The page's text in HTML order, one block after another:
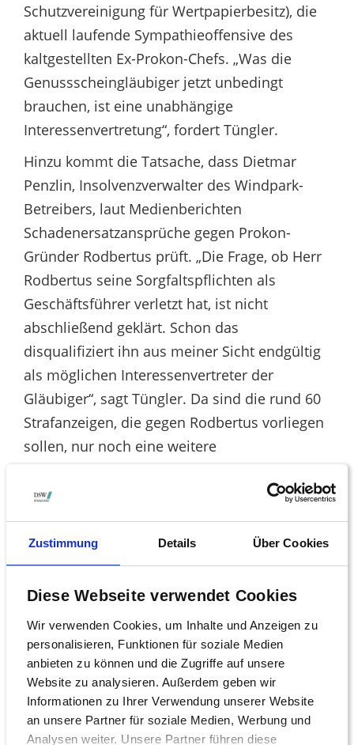
Zustimmung Details Über Cookies
Diese Webseite verwendet Cookies
Wir verwenden Cookies, um Inhalte und Anzeigen zu
personalisieren, Funktionen für soziale Medien
anbieten zu können und die Zugriffe auf unsere
Website zu analysieren. Außerdem geben wir
Informationen zu Ihrer Verwendung unserer Website
an unsere Partner für soziale Medien, Werbung und
Analysen weiter. Unsere Partner führen diese
Schutzvereinigung für Wertpapierbesitz), die
aktuell laufende Sympathieoffensive des
kaltgestellten Ex-Prokon-Chefs. „Was die
Genussscheingläubiger jetzt unbedingt
brauchen, ist eine unabhängige
Interessenvertretung“, fordert Tüngler.
Hinzu kommt die Tatsache, dass Dietmar
Penzlin, Insolvenzverwalter des Windpark-
Betreibers, laut Medienberichten
Schadenersatzansprüche gegen Prokon-
Gründer Rodbertus prüft. „Die Frage, ob Herr
Rodbertus seine Sorgfaltspflichten als
Geschäftsführer verletzt hat, ist nicht
abschließend geklärt. Schon das
disqualifiziert ihn aus meiner Sicht endgültig
als möglichen Interessenvertreter der
Gläubiger“, sagt Tüngler. Da sind die rund 60
Strafanzeigen, die gegen Rodbertus vorliegen
sollen, nur noch eine weitere
geschassten Prokon-Chefs.
Insolvenzverwalter Penzlin ist ebenfalls nicht
sonderlich gut auf den Prokon-Gründer zu
sprechen. Besonders verärgert soll er darüber
sein, dass Rodbertus weiter auf Anlegerjagd
geht und dabei behauptet, im Rahmen des
Insolvenzverfahrens solle das Unternehmen
zerschlagen werden. Penzlin hatte Rodbertus
sowie dessen Vertriebsleiter Rüdiger Gronau
bereits Ende April den Stuhl vor die Tür
gesetzt. Bei beiden hatte Penzlin wohl